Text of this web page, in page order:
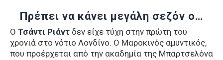
Πρέπει να κάνει μεγάλη σεζόν ο…
Ο Τσάντι Ριάντ δεν είχε τύχη στην πρώτη του
χρονιά στο νότιο Λονδίνο. Ο Μαροκινός αμυντικός,
που προέρχεται από την ακαδημία της Μπαρτσελόνα